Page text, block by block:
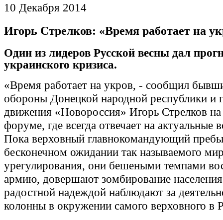
10 Декабря 2014
Игорь Стрелков: «Время работает на
Один из лидеров Русской весны дал
украинского кризиса.
«Время работает на укров, - сообщил
обороны Донецкой народной республики и
движения «Новороссия» Игорь Стрелков
форуме, где всегда отвечает на актуальные
Пока верховный главнокомандующий
бесконечном ожидании так называемого
урегулирования, они бешеными темпами
армию, довершают зомбирование
радостной надеждой наблюдают за
колонны в окружении самого верховного в